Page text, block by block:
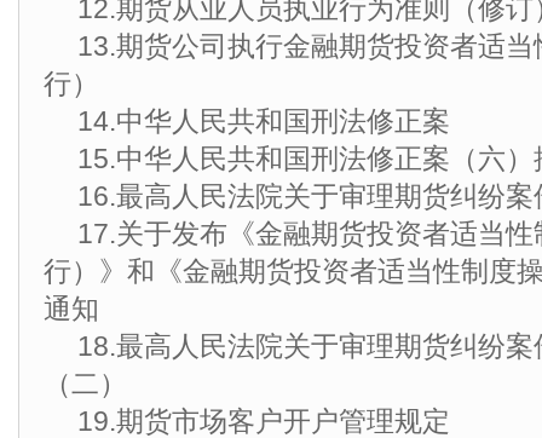
12.期货从业人员执业行为准则（修订
13.期货公司执行金融期货投资者适
行）
14.中华人民共和国刑法修正案
15.中华人民共和国刑法修正案（六）
16.最高人民法院关于审理期货纠纷
17.关于发布《金融期货投资者适当
行）》和《金融期货投资者适当性制度
通知
18.最高人民法院关于审理期货纠纷
（二）
19.期货市场客户开户管理规定